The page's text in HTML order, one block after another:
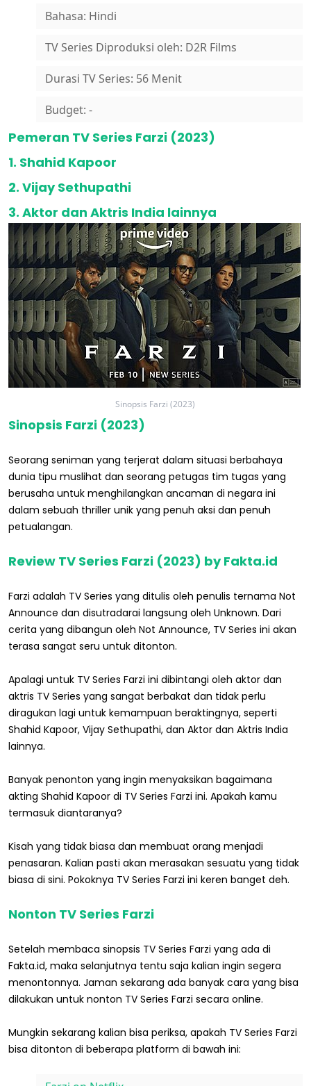
Bahasa: Hindi
TV Series Diproduksi oleh: D2R Films
Durasi TV Series: 56 Menit
Budget: -
Pemeran TV Series Farzi (2023)
1. Shahid Kapoor
2. Vijay Sethupathi
3. Aktor dan Aktris India lainnya
Sinopsis Farzi (2023)
Sinopsis Farzi (2023)
Seorang seniman yang terjerat dalam situasi berbahaya
dunia tipu muslihat dan seorang petugas tim tugas yang
berusaha untuk menghilangkan ancaman di negara ini
dalam sebuah thriller unik yang penuh aksi dan penuh
petualangan.
Review TV Series Farzi (2023) by Fakta.id
Farzi adalah TV Series yang ditulis oleh penulis ternama Not
Announce dan disutradarai langsung oleh Unknown. Dari
cerita yang dibangun oleh Not Announce, TV Series ini akan
terasa sangat seru untuk ditonton.
Apalagi untuk TV Series Farzi ini dibintangi oleh aktor dan
aktris TV Series yang sangat berbakat dan tidak perlu
diragukan lagi untuk kemampuan beraktingnya, seperti
Shahid Kapoor, Vijay Sethupathi, dan Aktor dan Aktris India
lainnya.
Banyak penonton yang ingin menyaksikan bagaimana
akting Shahid Kapoor di TV Series Farzi ini. Apakah kamu
termasuk diantaranya?
Kisah yang tidak biasa dan membuat orang menjadi
penasaran. Kalian pasti akan merasakan sesuatu yang tidak
biasa di sini. Pokoknya TV Series Farzi ini keren banget deh.
Nonton TV Series Farzi
Setelah membaca sinopsis TV Series Farzi yang ada di
Fakta.id, maka selanjutnya tentu saja kalian ingin segera
menontonnya. Jaman sekarang ada banyak cara yang bisa
dilakukan untuk nonton TV Series Farzi secara online.
Mungkin sekarang kalian bisa periksa, apakah TV Series Farzi
bisa ditonton di beberapa platform di bawah ini: